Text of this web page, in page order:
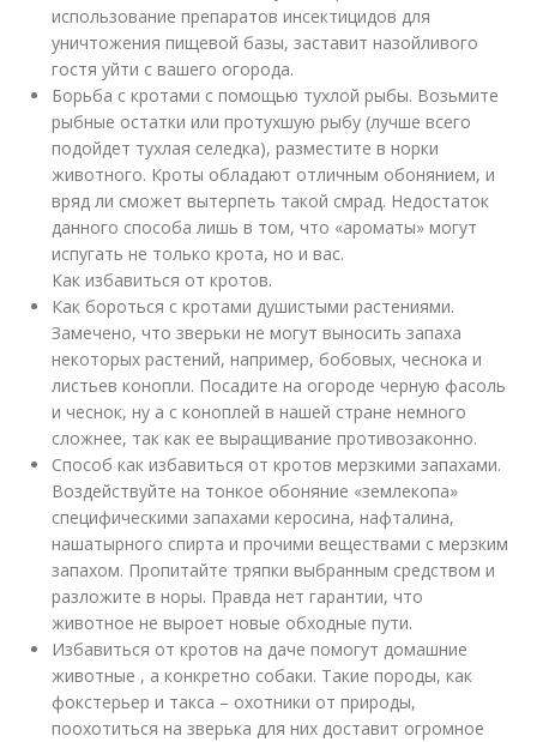
использование препаратов инсектицидов для
уничтожения пищевой базы, заставит назойливого
гостя уйти с вашего огорода.
Борьба с кротами с помощью тухлой рыбы. Возьмите
рыбные остатки или протухшую рыбу (лучше всего
подойдет тухлая селедка), разместите в норки
животного. Кроты обладают отличным обонянием, и
вряд ли сможет вытерпеть такой смрад. Недостаток
данного способа лишь в том, что «ароматы» могут
испугать не только крота, но и вас.
Как избавиться от кротов.
Как бороться с кротами душистыми растениями.
Замечено, что зверьки не могут выносить запаха
некоторых растений, например, бобовых, чеснока и
листьев конопли. Посадите на огороде черную фасоль
и чеснок, ну а с коноплей в нашей стране немного
сложнее, так как ее выращивание противозаконно.
Способ как избавиться от кротов мерзкими запахами.
Воздействуйте на тонкое обоняние «землекопа»
специфическими запахами керосина, нафталина,
нашатырного спирта и прочими веществами с мерзким
запахом. Пропитайте тряпки выбранным средством и
разложите в норы. Правда нет гарантии, что
животное не выроет новые обходные пути.
Избавиться от кротов на даче помогут домашние
животные , а конкретно собаки. Такие породы, как
фокстерьер и такса – охотники от природы,
поохотиться на зверька для них доставит огромное